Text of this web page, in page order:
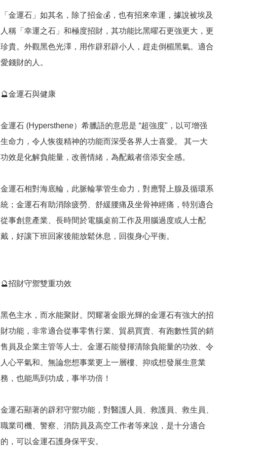
「金運石」如其名，除了招金💰，也有招來幸運，據說被埃及
人稱「幸運之石」和極度招財，其功能比黑曜石更強更大，更
珍貴。外觀黑色光澤，用作辟邪辟小人，趕走倒楣黑氣。適合
愛錢財的人。
🔮金運石與健康
金運石 (Hypersthene）希臘語的意思是 “超強度"，以可增强
生命力，令人恢復精神的功能而深受各界人士喜愛。 其一大
功效是化解負能量，改善情緒，為配戴者倍添安全感。
金運石相對海底輪，此脈輪掌管生命力，對應腎上腺及循環系
統；金運石有助消除疲勞、舒緩腰痛及坐骨神經痛，特別適合
從事創意產業、長時間於電腦桌前工作及用腦過度或人士配
戴，好讓下班回家後能放鬆休息，回復身心平衡。
🔮招財守禦雙重功效
黑色主水，而水能聚財。閃耀著金眼光輝的金運石有強大的招
財功能，非常適合從事零售行業、貿易買賣、有跑數性質的銷
售員及企業主管等人士。金運石能發揮清除負能量的功效、令
人心平氣和。無論您想事業更上一層樓、抑或想發展生意業
務，也能馬到功成，事半功倍！
金運石顯著的辟邪守禦功能，對醫護人員、救護員、救生員、
職業司機、警察、消防員及高空工作者等來說，是十分適合
的，可以金運石護身保平安。